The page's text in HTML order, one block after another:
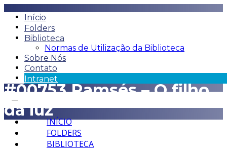
Início
Folders
Biblioteca
Normas de Utilização da Biblioteca
Sobre Nós
Contato
Intranet
INÍCIO
FOLDERS
BIBLIOTECA
#00753 Ramsés – O filho
da luz